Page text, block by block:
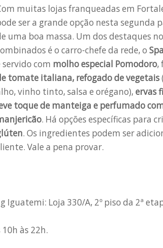
muitas lojas franqueadas em
ser a grande opção nesta segunda
uma boa massa. Um dos destaques
é o carro-chefe da rede, o
servido com molho especial Pomodoro,
tomate italiana, refogado de vegetais
vinho tinto, salsa e orégano), ervas
toque de manteiga e perfumado
. Há opções específicas para
. Os ingredientes podem ser
Vale a pena provar.
Iguatemi: Loja 330/A, 2º piso da 2ª
às 22h.